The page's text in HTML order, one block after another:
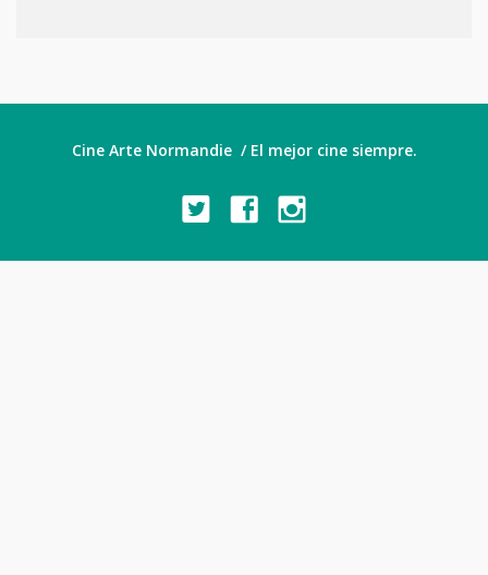
Cine Arte Normandie / El mejor cine siempre.